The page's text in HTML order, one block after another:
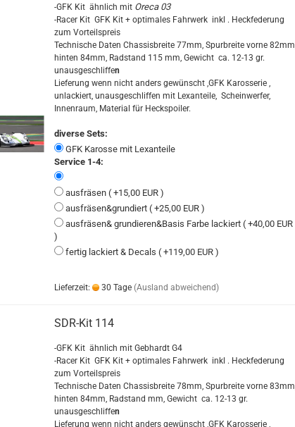
-GFK Kit ähnlich mit Oreca 03
-Racer Kit GFK Kit + optimales Fahrwerk inkl . Heckfederung
zum Vorteilspreis
Technische Daten Chassisbreite 77mm, Spurbreite vorne 82mm,
hinten 84mm, Radstand 115 mm, Gewicht ca. 12-13 gr.
unausgeschliffen
Lieferung wenn nicht anders gewünscht ,GFK Karosserie ,
unlackiert, unausgeschliffen mit Lexanteile, Scheinwerfer,
Innenraum, Material für Heckspoiler.
diverse Sets:
GFK Karosse mit Lexanteile
Service 1-4:
ausfräsen ( +15,00 EUR )
ausfräsen&grundiert ( +25,00 EUR )
ausfräsen& grundieren&Basis Farbe lackiert ( +40,00 EUR
)
fertig lackiert & Decals ( +119,00 EUR )
Lieferzeit: 30 Tage (Ausland abweichend)
SDR-Kit 114
-GFK Kit ähnlich mit Gebhardt G4
-Racer Kit GFK Kit + optimales Fahrwerk inkl . Heckfederung
zum Vorteilspreis
Technische Daten Chassisbreite 78mm, Spurbreite vorne 83mm,
hinten 84mm, Radstand mm, Gewicht ca. 12-13 gr.
unausgeschliffen
Lieferung wenn nicht anders gewünscht ,GFK Karosserie ,